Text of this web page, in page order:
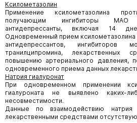
Ксилометазолин
Применение ксилометазолина
получающим ингибиторы МАО
антидепрессанты, включая 14
Одновременный прием ксилометазолина
антидепрессантов, ингибиторов
транилципромина, лекарственных
повышению артериального давления,
одновременного приема данных
Натрия гиалуронат
При одновременном применении
гиалуроната не выявлено каких-
несовместимости.
Данные по взаимодействию натрия
лекарственными средствами